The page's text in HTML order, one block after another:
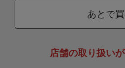
あとで買
店舗の取り扱い